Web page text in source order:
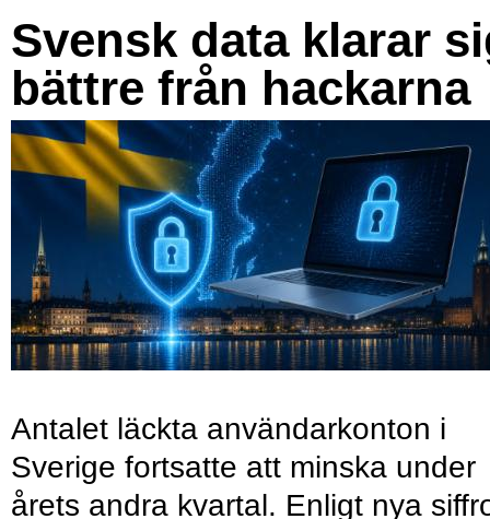
Svensk data klarar
bättre från hackarna
Antalet läckta användarkonton i
Sverige fortsatte att minska under
årets andra kvartal. Enligt nya